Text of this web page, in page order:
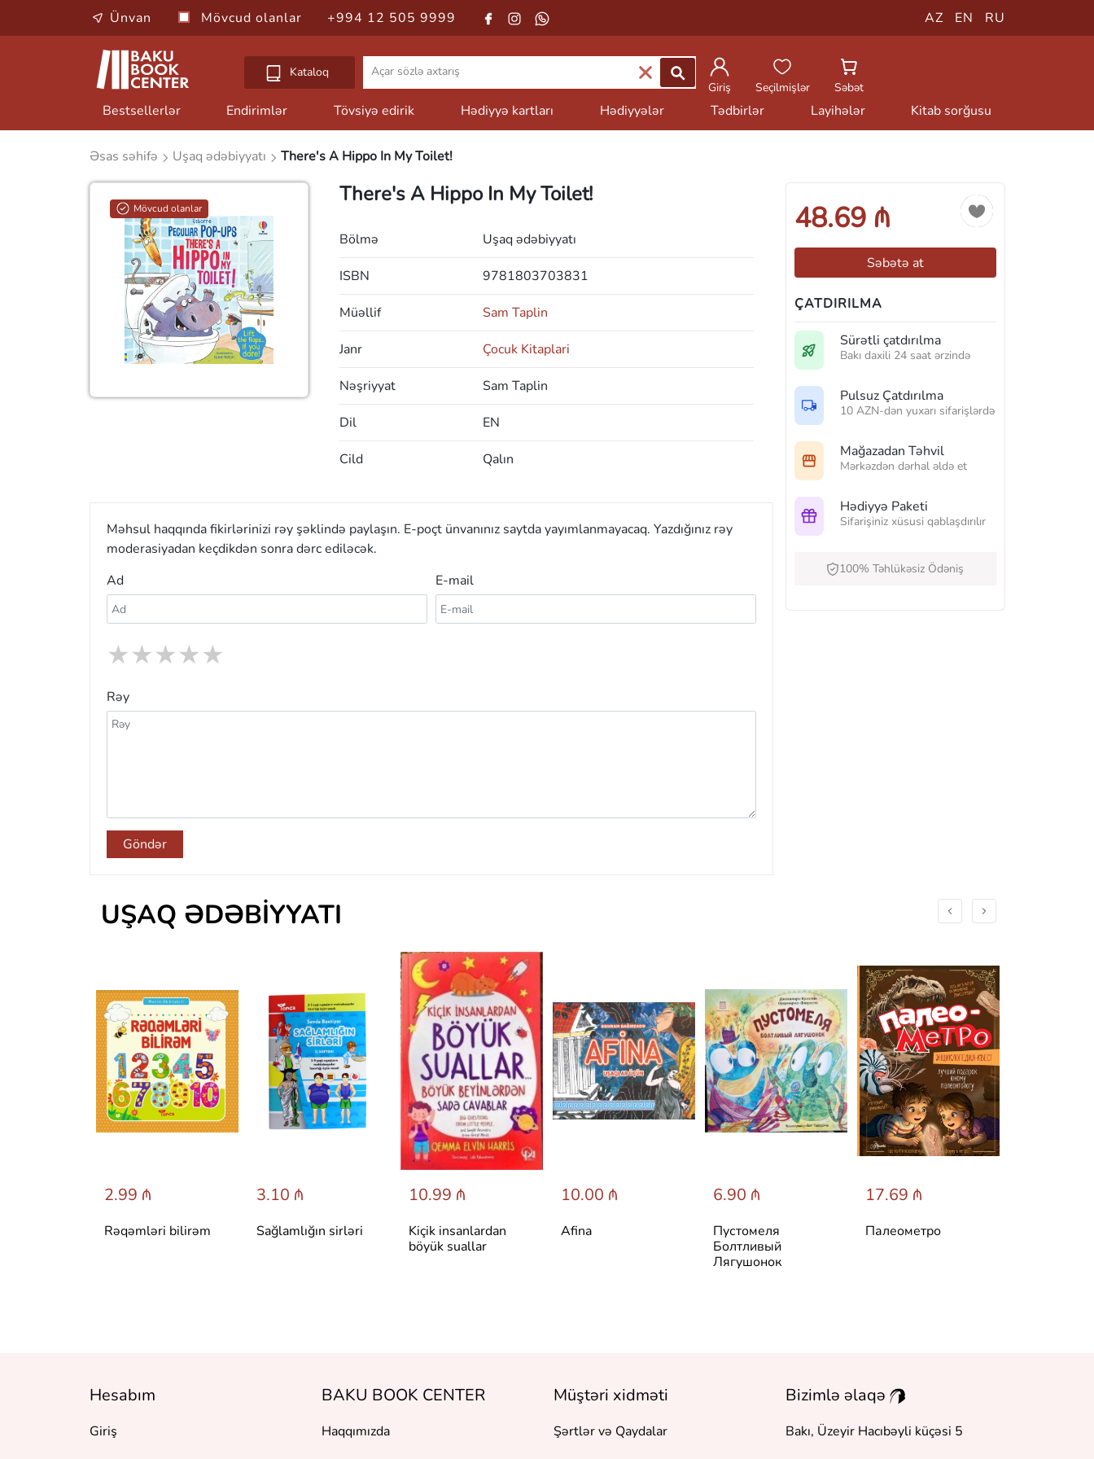
Ünvan Mövcud olanlar +994 12 505 9999 AZ EN RU
Kataloq
Giriş
Seçilmişlər Səbət
Bestsellerlər Endirimlər Tövsiyə edirik Hədiyyə kartları Hədiyyələr Tədbirlər Layihələr Kitab sorğusu
Əsas səhifə Uşaq ədəbiyyatı There's A Hippo In My Toilet!
Mövcud olanlar
There's A Hippo In My Toilet!
Bölmə Uşaq ədəbiyyatı
ISBN 9781803703831
Müəllif Sam Taplin
Janr Çocuk Kitaplari
Nəşriyyat Sam Taplin
Dil EN
Cild Qalın
Məhsul haqqında fikirlərinizi rəy şəklində paylaşın. E-poçt ünvanınız saytda yayımlanmayacaq. Yazdığınız rəy
moderasiyadan keçdikdən sonra dərc ediləcək.
Ad
E-mail
★
★
★
★
★
Rəy
Göndər
48.69 ₼
Səbətə at
ÇATDIRILMA
Sürətli çatdırılma
Bakı daxili 24 saat ərzində
Pulsuz Çatdırılma
10 AZN-dən yuxarı sifarişlərdə
Mağazadan Təhvil
Mərkəzdən dərhal əldə et
Hədiyyə Paketi
Sifarişiniz xüsusi qablaşdırılır
100% Təhlükəsiz Ödəniş
UŞAQ ƏDƏBIYYATI
2.99 ₼
Rəqəmləri bilirəm
3.10 ₼
Sağlamlığın sirləri
10.99 ₼
Kiçik insanlardan
böyük suallar
10.00 ₼
Afina
6.90 ₼
Пустомеля
Болтливый
Лягушонок
17.69 ₼
Палеометро
Hesabım
Giriş
BAKU BOOK CENTER
Haqqımızda
Müştəri xidməti
Şərtlər və Qaydalar
Bizimlə əlaqə
Bakı, Üzeyir Hacıbəyli küçəsi 5